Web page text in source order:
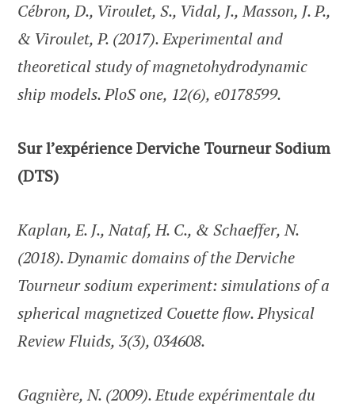
Cébron, D., Viroulet, S., Vidal, J., Masson, J. P.,
& Viroulet, P. (2017). Experimental and
theoretical study of magnetohydrodynamic
ship models. PloS one, 12(6), e0178599.
Sur l’expérience Derviche Tourneur Sodium
(DTS)
Kaplan, E. J., Nataf, H. C., & Schaeffer, N.
(2018). Dynamic domains of the Derviche
Tourneur sodium experiment: simulations of a
spherical magnetized Couette flow. Physical
Review Fluids, 3(3), 034608.
Gagnière, N. (2009). Etude expérimentale du